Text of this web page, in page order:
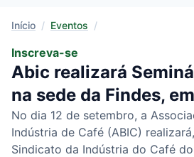
Início / Eventos /
Inscreva-se
Abic realizará
na sede da Findes,
No dia 12 de setembro, a
Indústria de Café (ABIC)
Sindicato da Indústria do Café